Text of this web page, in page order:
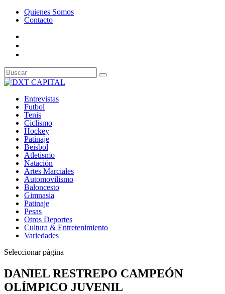
Quienes Somos
Contacto
Entrevistas
Futbol
Tenis
Ciclismo
Hockey
Patinaje
Beisbol
Atletismo
Natación
Artes Marciales
Automovilismo
Baloncesto
Gimnasia
Patinaje
Pesas
Otros Deportes
Cultura & Entretenimiento
Variedades
Seleccionar página
DANIEL RESTREPO CAMPEÓN
OLÍMPICO JUVENIL